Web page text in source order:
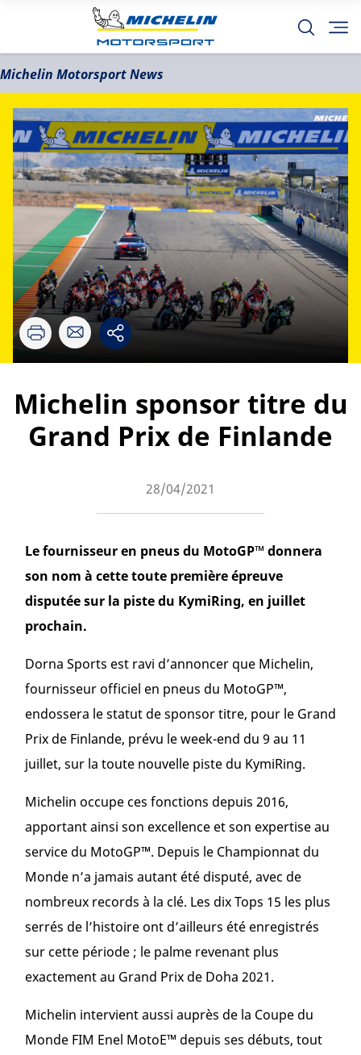
Michelin Motorsport News
Michelin sponsor titre du
Grand Prix de Finlande
28/04/2021
Le fournisseur en pneus du MotoGP™ donnera
son nom à cette toute première épreuve
disputée sur la piste du KymiRing, en juillet
prochain.
Dorna Sports est ravi d’annoncer que Michelin,
fournisseur officiel en pneus du MotoGP™,
endossera le statut de sponsor titre, pour le Grand
Prix de Finlande, prévu le week-end du 9 au 11
juillet, sur la toute nouvelle piste du KymiRing.
Michelin occupe ces fonctions depuis 2016,
apportant ainsi son excellence et son expertise au
service du MotoGP™. Depuis le Championnat du
Monde n’a jamais autant été disputé, avec de
nombreux records à la clé. Les dix Tops 15 les plus
serrés de l’histoire ont d’ailleurs été enregistrés
sur cette période ; le palme revenant plus
exactement au Grand Prix de Doha 2021.
Michelin intervient aussi auprès de la Coupe du
Monde FIM Enel MotoE™ depuis ses débuts, tout